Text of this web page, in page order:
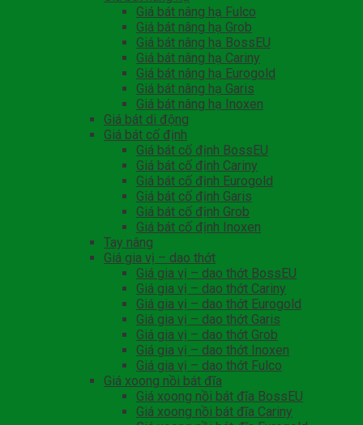
Giá bát nâng hạ Fulco
Giá bát nâng hạ Grob
Giá bát nâng hạ BossEU
Giá bát nâng hạ Cariny
Giá bát nâng hạ Eurogold
Giá bát nâng hạ Garis
Giá bát nâng hạ Inoxen
Giá bát di động
Giá bát cố định
Giá bát cố định BossEU
Giá bát cố định Cariny
Giá bát cố định Eurogold
Giá bát cố định Garis
Giá bát cố định Grob
Giá bát cố định Inoxen
Tay nâng
Giá gia vị – dao thớt
Giá gia vị – dao thớt BossEU
Giá gia vị – dao thớt Cariny
Giá gia vị – dao thớt Eurogold
Giá gia vị – dao thớt Garis
Giá gia vị – dao thớt Grob
Giá gia vị – dao thớt Inoxen
Giá gia vị – dao thớt Fulco
Giá xoong nồi bát đĩa
Giá xoong nồi bát đĩa BossEU
Giá xoong nồi bát đĩa Cariny